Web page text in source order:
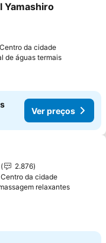
aos favoritos
Yamashiro
da cidade
de águas termaisVer
Ver preços
aos favoritos
2.876
da cidade
relaxantesVer